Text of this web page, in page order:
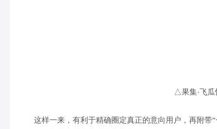
△果集·飞瓜
这样一来，有利于精确圈定真正的意向用户，再附带